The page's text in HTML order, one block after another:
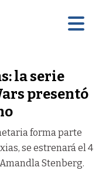
la serie
presentó
forma parte
se estrenará el 4
Stenberg.